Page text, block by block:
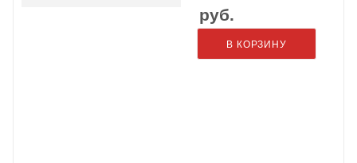
руб.
В КОРЗИНУ